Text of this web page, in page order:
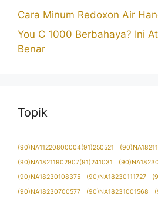
Cara Minum Redoxon Air
You C 1000 Berbahaya? Ini
Benar
Topik
(90)NA11220800004(91)250521
(90)NA18211902907(91)241031
(90)NA18230108375
(90)NA18230111727
(90)NA18230700577
(90)NA18231001568